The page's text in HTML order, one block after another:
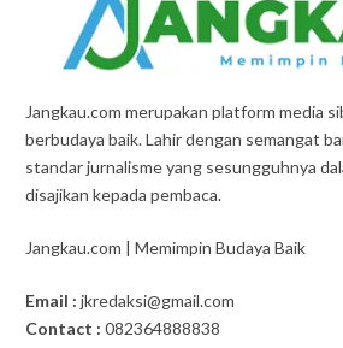
Jangkau.com merupakan platform media
berbudaya baik. Lahir dengan semangat
standar jurnalisme yang sesungguhnya
disajikan kepada pembaca.
Jangkau.com | Memimpin Budaya Baik
Email : jkredaksi@gmail.com
Contact : 082364888838